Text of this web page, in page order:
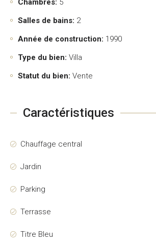
Chambres: 5
Salles de bains: 2
Année de construction: 1990
Type du bien: Villa
Statut du bien: Vente
Caractéristiques
Chauffage central
Jardin
Parking
Terrasse
Titre Bleu